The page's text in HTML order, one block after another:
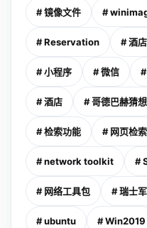
# 镜像文件 #
# Reservation # 酒
# 小程序 # 微信
# 酒店 # 哥德巴赫猜想
# 检索功能 # 网页检索
# network toolkit #
# 网络工具包 # 瑞士
# ubuntu # Win2019